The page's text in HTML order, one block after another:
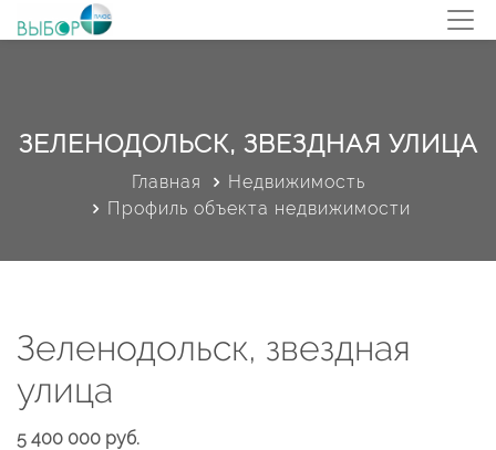
ЗЕЛЕНОДОЛЬСК, ЗВЕЗДНАЯ УЛИЦА
Главная
Недвижимость
Профиль объекта недвижимости
Зеленодольск, звездная
улица
5 400 000 руб.